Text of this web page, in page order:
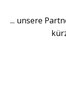
... unsere